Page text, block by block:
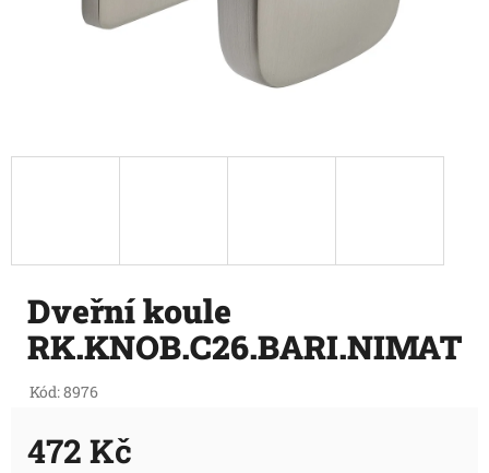
Dveřní koule
RK.KNOB.C26.BARI.NIMAT
Kód:8976
472 Kč